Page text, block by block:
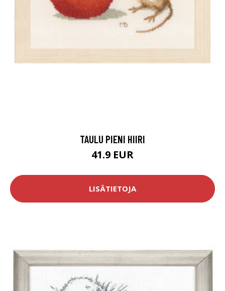
TAULU PIENI HIIRI
41.9 EUR
LISÄTIETOJA